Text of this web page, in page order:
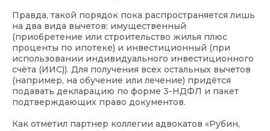
Правда, такой порядок пока распространяется лишь
на два вида вычетов: имущественный
(приобретение или строительство жилья плюс
проценты по ипотеке) и инвестиционный (при
использовании индивидуального инвестиционного
счёта (ИИС)). Для получения всех остальных вычетов
(например, на обучение или лечение) придётся
подавать декларацию по форме 3-НДФЛ и пакет
подтверждающих право документов.
Как отметил партнер коллегии адвокатов «Рубин,